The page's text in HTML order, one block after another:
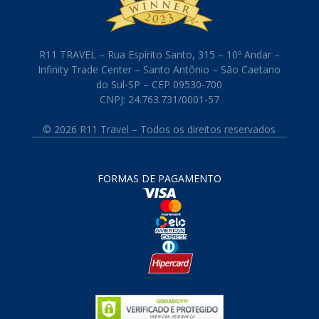
R11 TRAVEL – Rua Espírito Santo, 315 – 10º Andar –
Infinity Trade Center – Santo Antônio – São Caetano
do Sul-SP – CEP 09530-700
CNPJ: 24.763.731/0001-57
© 2026 R11 Travel – Todos os direitos reservados
FORMAS DE PAGAMENTO